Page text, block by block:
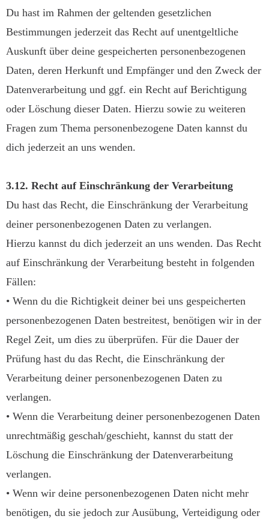
Du hast im Rahmen der geltenden gesetzlichen
Bestimmungen jederzeit das Recht auf unentgeltliche
Auskunft über deine gespeicherten personenbezogenen
Daten, deren Herkunft und Empfänger und den Zweck der
Datenverarbeitung und ggf. ein Recht auf Berichtigung
oder Löschung dieser Daten. Hierzu sowie zu weiteren
Fragen zum Thema personenbezogene Daten kannst du
dich jederzeit an uns wenden.
3.12. Recht auf Einschränkung der Verarbeitung
Du hast das Recht, die Einschränkung der Verarbeitung
deiner personenbezogenen Daten zu verlangen.
Hierzu kannst du dich jederzeit an uns wenden. Das Recht
auf Einschränkung der Verarbeitung besteht in folgenden
Fällen:
• Wenn du die Richtigkeit deiner bei uns gespeicherten
personenbezogenen Daten bestreitest, benötigen wir in der
Regel Zeit, um dies zu überprüfen. Für die Dauer der
Prüfung hast du das Recht, die Einschränkung der
Verarbeitung deiner personenbezogenen Daten zu
verlangen.
• Wenn die Verarbeitung deiner personenbezogenen Daten
unrechtmäßig geschah/geschieht, kannst du statt der
Löschung die Einschränkung der Datenverarbeitung
verlangen.
• Wenn wir deine personenbezogenen Daten nicht mehr
benötigen, du sie jedoch zur Ausübung, Verteidigung oder